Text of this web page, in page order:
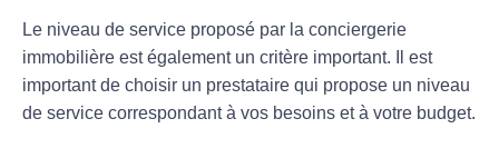
Le niveau de service proposé par la conciergerie
immobilière est également un critère important. Il est
important de choisir un prestataire qui propose un niveau
de service correspondant à vos besoins et à votre budget.